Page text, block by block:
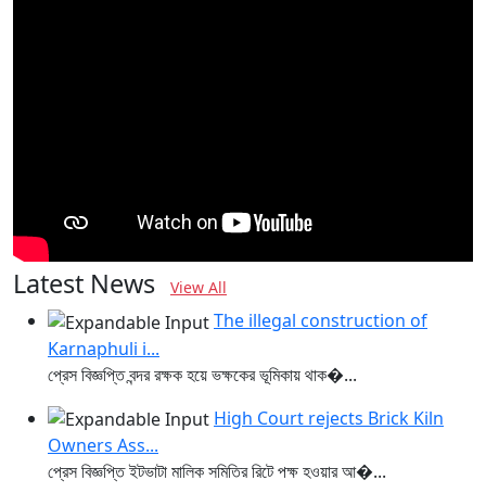
Latest News View All
The illegal construction of
Karnaphuli i...
প্রেস বিজ্ঞপ্তি বন্দর রক্ষক হয়ে ভক্ষকের ভূমিকায় থাক�...
High Court rejects Brick Kiln
Owners Ass...
প্রেস বিজ্ঞপ্তি ইটভাটা মালিক সমিতির রিটে পক্ষ হওয়ার আ�...